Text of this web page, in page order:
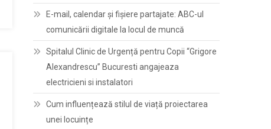
E-mail, calendar şi fişiere partajate: ABC-ul
comunicării digitale la locul de muncă
Spitalul Clinic de Urgență pentru Copii “Grigore
Alexandrescu” Bucuresti angajeaza
electricieni si instalatori
Cum influențează stilul de viață proiectarea
unei locuințe